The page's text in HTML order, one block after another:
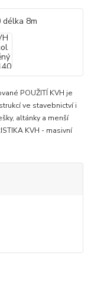
POUŽITÍ KVH je
ve stavebnictví i
altánky a menší
KVH - masivní